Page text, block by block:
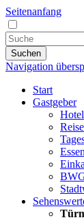
Seitenanfang
Suchen
Navigation
Start
Gastgeber